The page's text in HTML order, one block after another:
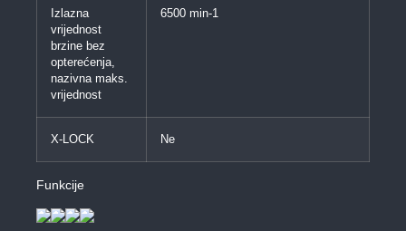
Izlazna
vrijednost
brzine bez
opterećenja,
nazivna maks.
vrijednost
6500 min-1
X-LOCK Ne
Funkcije